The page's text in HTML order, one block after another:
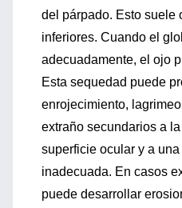
del párpado. Esto suele
inferiores. Cuando el
adecuadamente, el ojo
Esta sequedad puede
enrojecimiento,
extraño secundarios a
superficie ocular y a
inadecuada. En casos
puede desarrollar